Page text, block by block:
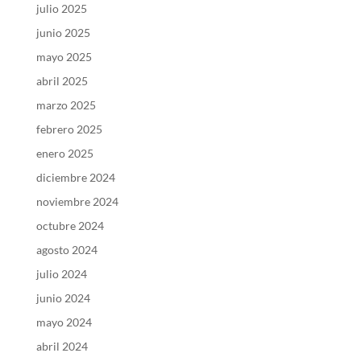
julio 2025
junio 2025
mayo 2025
abril 2025
marzo 2025
febrero 2025
enero 2025
diciembre 2024
noviembre 2024
octubre 2024
agosto 2024
julio 2024
junio 2024
mayo 2024
abril 2024